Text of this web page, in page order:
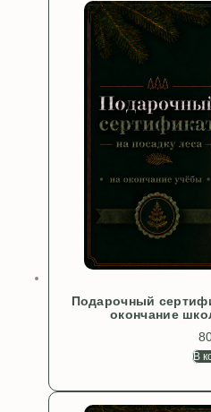
Подарочный
окончание
В